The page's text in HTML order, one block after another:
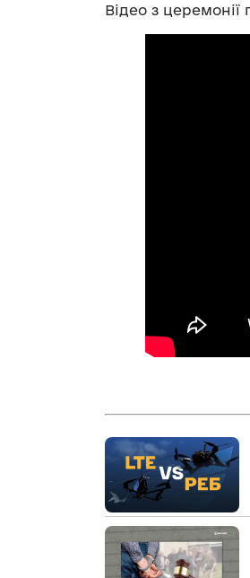
Відео з